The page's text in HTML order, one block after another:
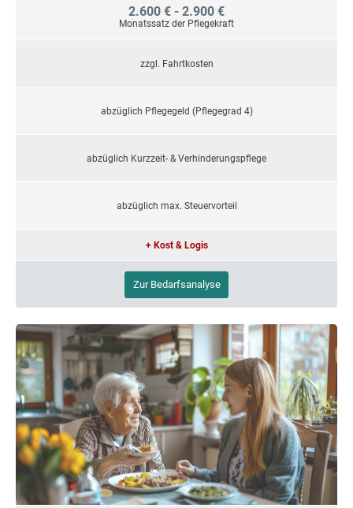
2.600 € - 2.900 €
Monatssatz der Pflegekraft
zzgl. Fahrtkosten
abzüglich Pflegegeld (Pflegegrad 4)
abzüglich Kurzzeit- & Verhinderungspflege
abzüglich max. Steuervorteil
+ Kost & Logis
Zur Bedarfsanalyse